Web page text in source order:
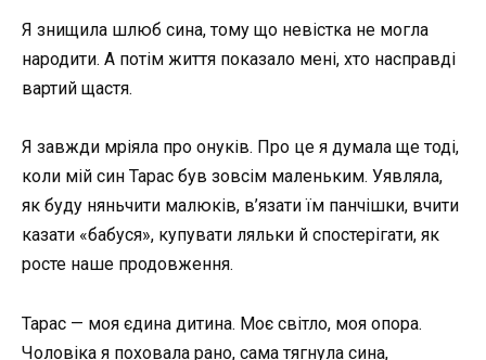
Я знищила шлюб сина, тому що невістка не могла
народити. А потім життя показало мені, хто насправді
вартий щастя.
Я завжди мріяла про онуків. Про це я думала ще тоді,
коли мій син Тарас був зовсім маленьким. Уявляла,
як буду няньчити малюків, в’язати їм панчішки, вчити
казати «бабуся», купувати ляльки й спостерігати, як
росте наше продовження.
Тарас — моя єдина дитина. Моє світло, моя опора.
Чоловіка я поховала рано, сама тягнула сина,